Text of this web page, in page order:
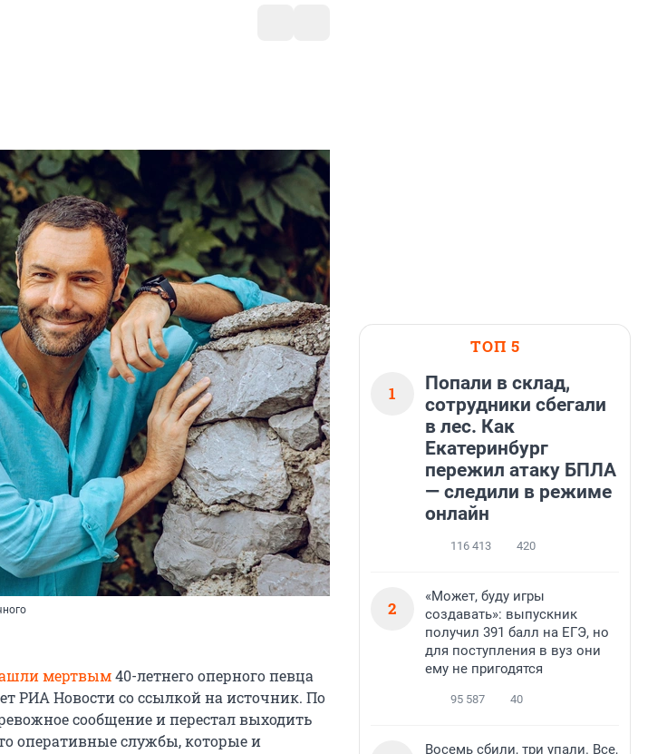
мертвым40-летнего оперного певца
РИА Новости со ссылкой на источник. По
сообщение и перестал выходить
оперативные службы, которые и
ТОП 5
1
Попали в склад,
сотрудники сбегали
в лес. Как
Екатеринбург
пережил атаку БПЛА
— следили в режиме
онлайн
116 413 420
2
«Может, буду игры
создавать»: выпускник
получил 391 балл на ЕГЭ, но
для поступления в вуз они
ему не пригодятся
95 587 40
Восемь сбили, три упали. Все,